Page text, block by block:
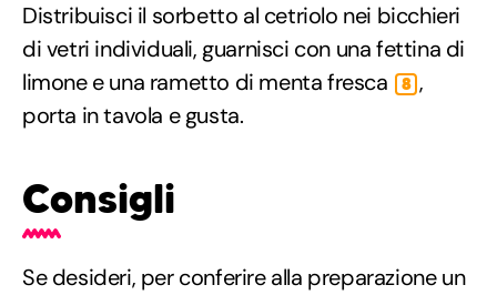
Distribuisci il sorbetto al cetriolo nei bicchieri
di vetri individuali, guarnisci con una fettina di
limone e una rametto di menta fresca
8 ,
porta in tavola e gusta.
Consigli
Se desideri, per conferire alla preparazione un